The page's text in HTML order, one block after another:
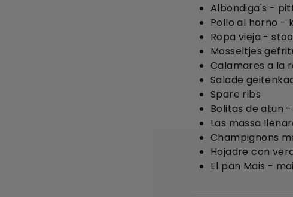
Albondiga's -
Pollo al horno -
Ropa vieja -
Mosseltjes
Calamares a la
Salade
Spare ribs
Bolitas de atun
Las massa
Champignons
Hojadre con
El pan Mais -